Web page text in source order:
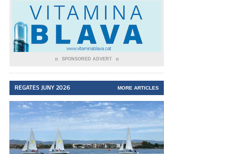
SPONSORED ADVERT
REGATES JUNY 2026 MORE ARTICLES